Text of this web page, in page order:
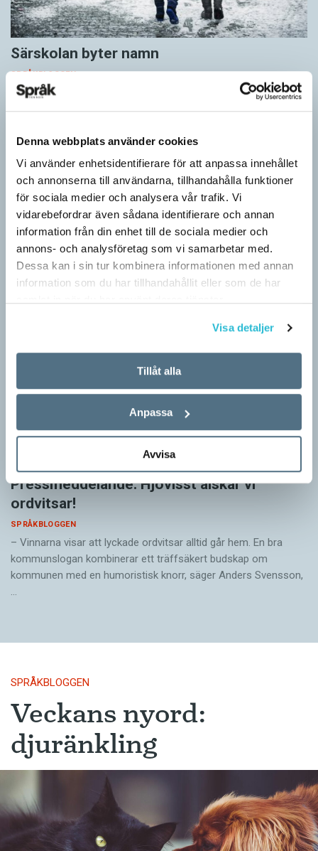
Denna webbplats använder cookies
Vi använder enhetsidentifierare för att anpassa innehållet
och annonserna till användarna, tillhandahålla funktioner
för sociala medier och analysera vår trafik. Vi
vidarebefordrar även sådana identifierare och annan
information från din enhet till de sociala medier och
annons- och analysföretag som vi samarbetar med.
Dessa kan i sin tur kombinera informationen med annan
information som du har tillhandahållit eller som de har
Visa detaljer
Tillåt alla
Anpassa
Avvisa
Särskolan byter namn
SPRÅKBLOGGEN
Grundsärskola byter namn till anpassad grundskola och
gymnasiesärskolan till anpassad gymnasieskola. En som har
Pressmeddelande: Hjovisst älskar vi
ordvitsar!
SPRÅKBLOGGEN
– Vinnarna visar att lyckade ordvitsar alltid går hem. En bra
kommunslogan kombinerar ett träffsäkert budskap om
kommunen med en humoristisk knorr, säger Anders Svensson,
…
SPRÅKBLOGGEN
Veckans nyord:
djuränkling